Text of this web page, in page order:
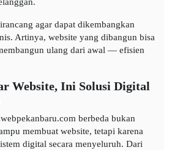
agar dapat dikembangkan
Artinya, website yang dibangun bisa
ulang dari awal — efisien
Website, Ini Solusi Digital
berbeda bukan
membuat website, tetapi karena
digital secara menyeluruh. Dari